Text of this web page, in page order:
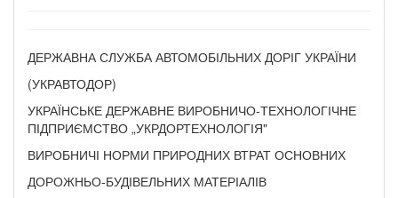
ДЕРЖАВНА СЛУЖБА АВТОМОБІЛЬНИХ ДОРІГ УКРАЇНИ
(УКРАВТОДОР)
УКРАЇНСЬКЕ ДЕРЖАВНЕ ВИРОБНИЧО-ТЕХНОЛОГІЧНЕ
ПІДПРИЄМСТВО „УКРДОРТЕХНОЛОГІЯ"
ВИРОБНИЧІ НОРМИ ПРИРОДНИХ ВТРАТ ОСНОВНИХ
ДОРОЖНЬО-БУДІВЕЛЬНИХ МАТЕРІАЛІВ